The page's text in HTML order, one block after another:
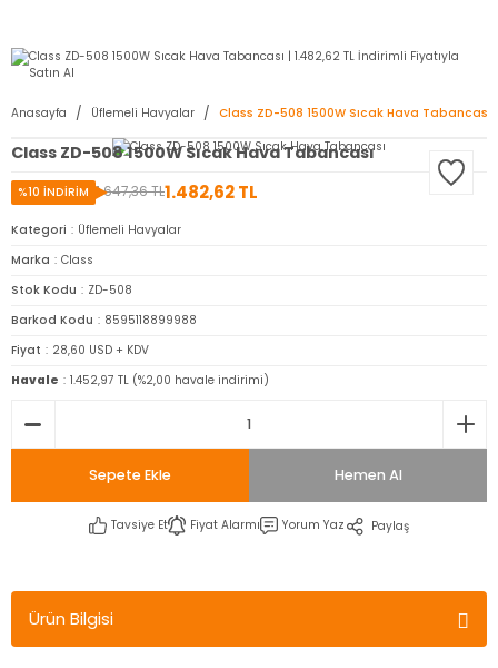
Anasayfa Üflemeli Havyalar Class ZD-508 1500W Sıcak Hava Tabancası
Class ZD-508 1500W Sıcak Hava Tabancası
1.647,36 TL1.482,62 TL
%10 İNDİRİM
Kategori
Üflemeli Havyalar
Marka
Class
Stok Kodu
ZD-508
Barkod Kodu
8595118899988
Fiyat
28,60 USD + KDV
Havale
1.452,97 TL (%2,00 havale indirimi)
Sepete Ekle Hemen Al
Tavsiye Et Fiyat Alarmı Yorum Yaz Paylaş
Ürün Bilgisi